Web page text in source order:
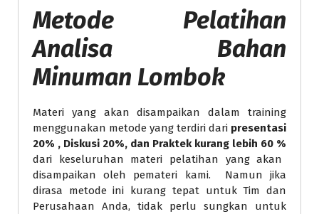
Metode Pelatihan
Analisa Bahan
Minuman Lombok
Materi yang akan disampaikan dalam training
menggunakan metode yang terdiri dari presentasi
20% , Diskusi 20%, dan Praktek kurang lebih 60 %
dari keseluruhan materi pelatihan yang akan
disampaikan oleh pemateri kami. Namun jika
dirasa metode ini kurang tepat untuk Tim dan
Perusahaan Anda, tidak perlu sungkan untuk